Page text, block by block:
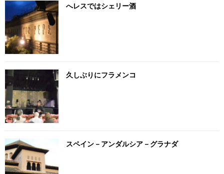
へレスではシェリー酒
久しぶりにフラメンコ
スペイン－アンダルシア－グラナダ